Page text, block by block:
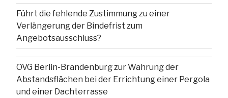
Führt die fehlende Zustimmung zu einer
Verlängerung der Bindefrist zum
Angebotsausschluss?
OVG Berlin-Brandenburg zur Wahrung der
Abstandsflächen bei der Errichtung einer Pergola
und einer Dachterrasse